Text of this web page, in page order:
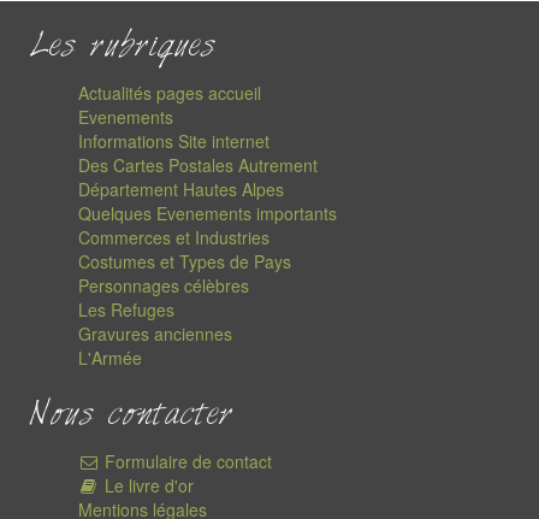
Les rubriques
Actualités pages accueil
Evenements
Informations Site internet
Des Cartes Postales Autrement
Département Hautes Alpes
Quelques Evenements importants
Commerces et Industries
Costumes et Types de Pays
Personnages célèbres
Les Refuges
Gravures anciennes
L'Armée
Nous contacter
Formulaire de contact
Le livre d'or
Mentions légales